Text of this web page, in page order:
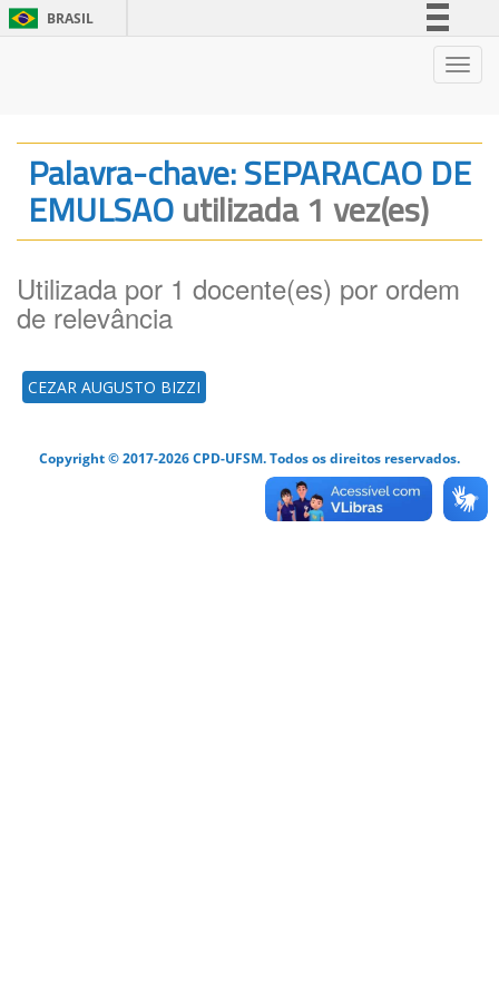
BRASIL
Legislação
Canais
Palavra-chave: SEPARACAO DE
EMULSAOutilizada 1 vez(es)
Utilizada por 1 docente(es) por ordem
de relevância
CEZAR AUGUSTO BIZZI
Copyright © 2017-2026 CPD-UFSM. Todos os direitos reservados.